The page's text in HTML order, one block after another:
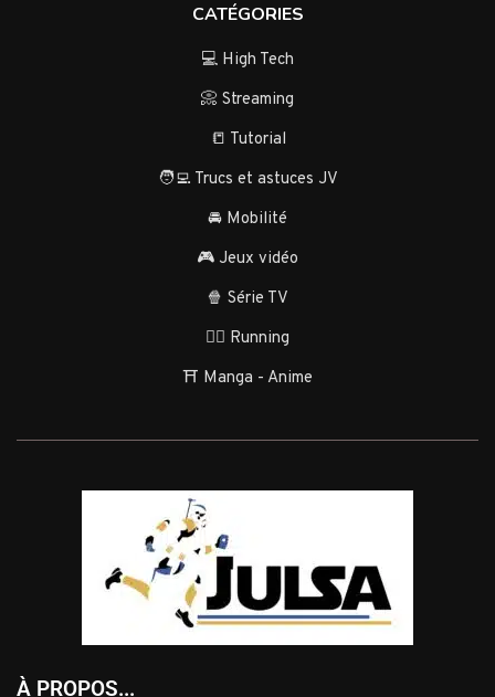
CATÉGORIES
💻 High Tech
📀 Streaming
📒 Tutorial
🧑‍💻 Trucs et astuces JV
🚘 Mobilité
🎮 Jeux vidéo
🍿 Série TV
🏃‍♂️ Running
⛩️ Manga - Anime
À PROPOS...